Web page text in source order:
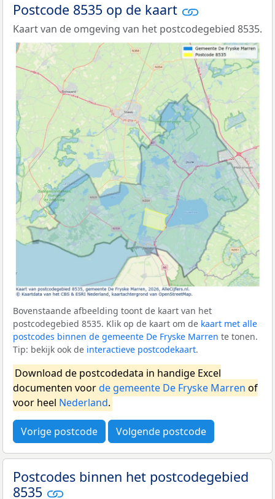
Postcode 8535 op de kaart
Kaart van de omgeving van het postcodegebied 8535.
Bovenstaande afbeelding toont de kaart van het
postcodegebied 8535. Klik op de kaart om de kaart met alle
postcodes binnen de gemeente De Fryske Marren te tonen.
Tip: bekijk ook de interactieve postcodekaart.
Download de postcodedata in handige Excel
documenten voorde gemeente De Fryske Marren of
voor heel Nederland.
Vorige postcode Volgende postcode
Postcodes binnen het postcodegebied
8535